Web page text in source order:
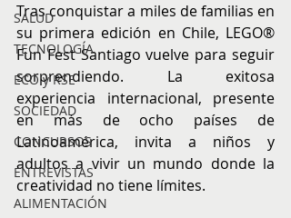
SALUD
TECNOLOGÍA
ECO y RSE
SOCIEDAD
CONCURSOS
ENTREVISTAS
ALIMENTACIÓN
Tras conquistar a miles de familias en
su primera edición en Chile, LEGO®
Fun Fest Santiago vuelve para seguir
sorprendiendo. La exitosa
experiencia internacional, presente
en más de ocho países de
Latinoamérica, invita a niños y
adultos a vivir un mundo donde la
creatividad no tiene límites.